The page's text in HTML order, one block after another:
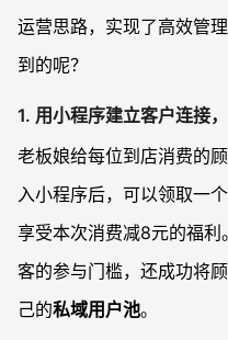
运营思路，实现了高效管
到的呢？
1. 用小程序建立客户连接
老板娘给每位到店消费的
入小程序后，可以领取一
享受本次消费减8元的福
客的参与门槛，还成功将
己的私域用户池。